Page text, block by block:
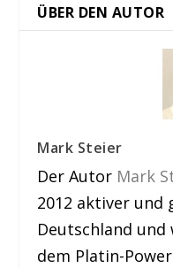
ÜBER DEN AUTOR
Mark Steier
Der Autor Mark
2012 aktiver und
Deutschland
dem Platin-